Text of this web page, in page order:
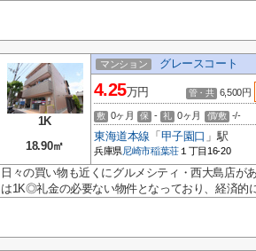
1K
18.90㎡
マンション グレースコート
4.25万円 管・共 6,500円
敷 0ヶ月 保 - 礼 0ヶ月 償/敷 -/-
東海道本線 「 甲子園口 」駅
兵庫県尼崎市稲葉荘１丁目16-20
日々の買い物も近くにグルメシティ・西大島店が
は1K◎礼金の必要ない物件となっており、経済的